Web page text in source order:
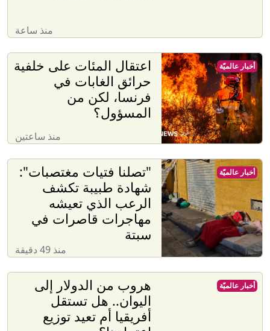
منذ ساعة
اعتقال المئات على خلفية
حرائق الغابات في
فرنسا، لكن من
المسؤول؟
منذ ساعتين
أخبار عالميّة
"تصلنا فتيات مغتصبات":
شهادة طبيبة تكشف
الرعب الذي تعيشه
مهاجرات قاصرات في
سبتة
منذ 49 دقيقة
أخبار عالميّة
هروب من الدولار إلى
اليوان.. هل تستقل
أفريقيا أم تعيد توزيع
أخبار عالميّة